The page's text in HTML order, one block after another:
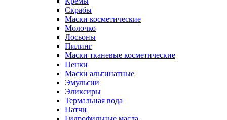
Скрабы
Маски косметические
Молочко
Лосьоны
Пилинг
Маски тканевые косметические
Пенки
Маски альгинатные
Эмульсии
Эликсиры
Термальная вода
Патчи